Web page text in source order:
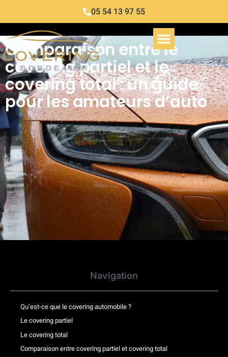
05 54 13 97 55
Comparaison entre le
covering partiel et le
covering total : un guide
pour les amateurs d’auto
Navigation
Qu’est-ce que le covering automobile ?
Le covering partiel
Le covering total
Comparaison entre covering partiel et covering total